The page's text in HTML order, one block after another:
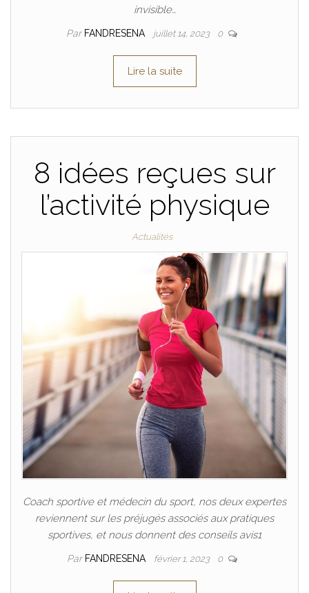
invisible…
Par FANDRESENA juillet 14, 2023 0
Lire la suite
8 idées reçues sur
l’activité physique
Actualités
Coach sportive et médecin du sport, nos deux expertes
reviennent sur les préjugés associés aux pratiques
sportives, et nous donnent des conseils avis1
Par FANDRESENA février 1, 2023 0